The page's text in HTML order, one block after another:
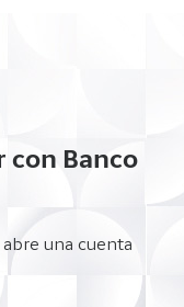
con Banco
una cuenta